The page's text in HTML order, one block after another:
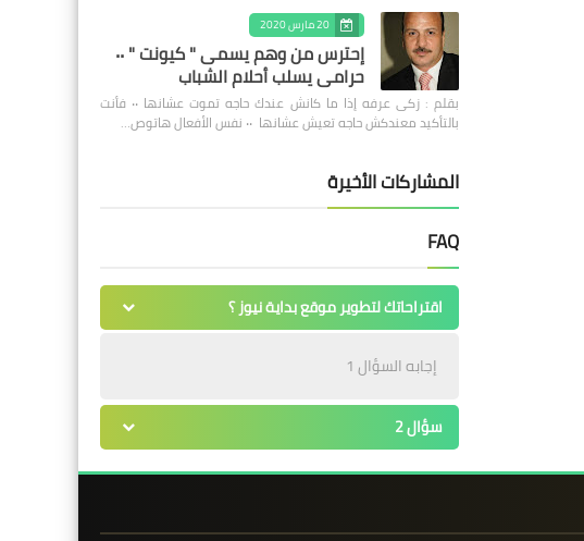
20 مارس 2020
إحترس من وهم يسمى " كيونت " ٠٠
حرامى يسلب أحلام الشباب
بقلم : زكى عرفه ‎إذا ما كانش عندك حاجه تموت عشانها ٠٠ فأنت
بالتأكيد معندكش حاجه تعيش عشانها ٠٠ نفس الأفعال هاتوص…
المشاركات الأخيرة
FAQ
اقتراحاتك لتطوير موقع بداية نيوز ؟
إجابه السؤال 1
سؤال 2